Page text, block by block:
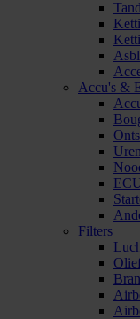
Accu's &
Filters